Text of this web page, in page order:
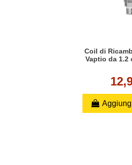
Coil di
Vaptio da 1.2